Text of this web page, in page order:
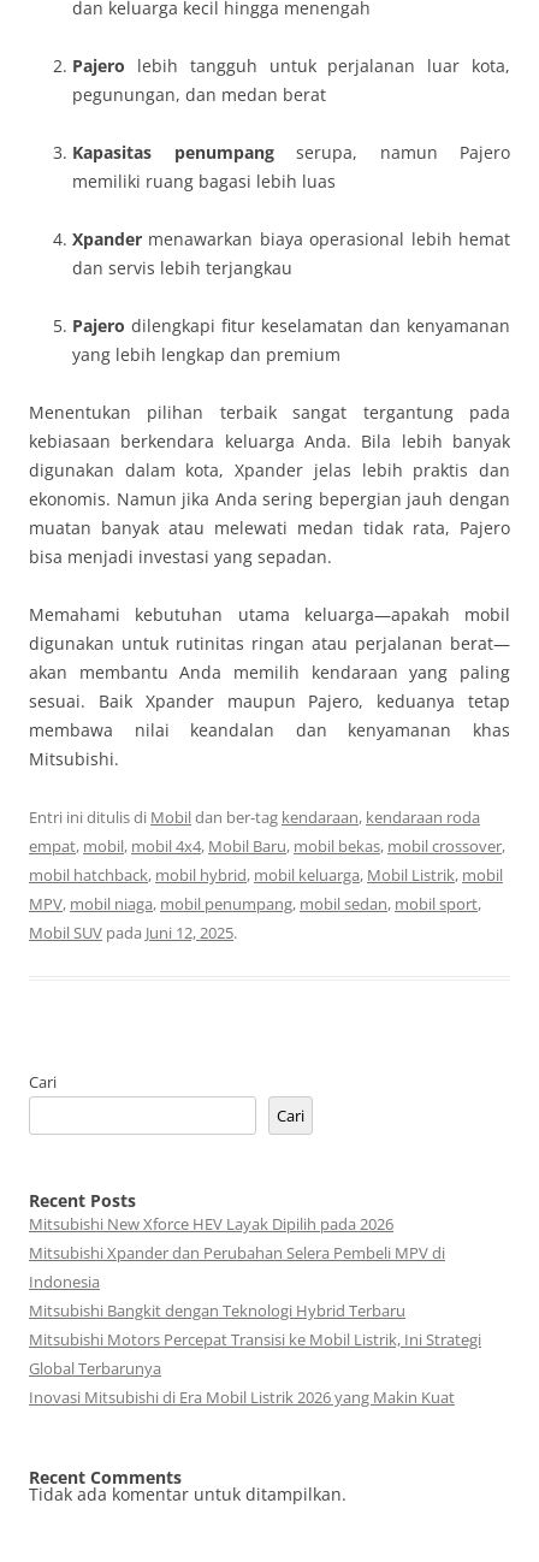
dan keluarga kecil hingga menengah
Pajero lebih tangguh untuk perjalanan luar kota,
pegunungan, dan medan berat
Kapasitas penumpangserupa, namun Pajero
memiliki ruang bagasi lebih luas
Xpander menawarkan biaya operasional lebih hemat
dan servis lebih terjangkau
Pajero dilengkapi fitur keselamatan dan kenyamanan
yang lebih lengkap dan premium
Menentukan pilihan terbaik sangat tergantung pada
kebiasaan berkendara keluarga Anda. Bila lebih banyak
digunakan dalam kota, Xpander jelas lebih praktis dan
ekonomis. Namun jika Anda sering bepergian jauh dengan
muatan banyak atau melewati medan tidak rata, Pajero
bisa menjadi investasi yang sepadan.
Memahami kebutuhan utama keluarga—apakah mobil
digunakan untuk rutinitas ringan atau perjalanan berat—
akan membantu Anda memilih kendaraan yang paling
sesuai. Baik Xpander maupun Pajero, keduanya tetap
membawa nilai keandalan dan kenyamanan khas
Mitsubishi.
Entri ini ditulis di Mobildan ber-tag kendaraan, kendaraan roda
empat, mobil, mobil 4x4, Mobil Baru, mobil bekas, mobil crossover,
mobil hatchback, mobil hybrid, mobil keluarga, Mobil Listrik, mobil
MPV, mobil niaga, mobil penumpang, mobil sedan, mobil sport,
Mobil SUV pada Juni 12, 2025.
Cari
Cari
Recent Posts
Mitsubishi New Xforce HEV Layak Dipilih pada 2026
Mitsubishi Xpander dan Perubahan Selera Pembeli MPV di
Indonesia
Mitsubishi Bangkit dengan Teknologi Hybrid Terbaru
Mitsubishi Motors Percepat Transisi ke Mobil Listrik, Ini Strategi
Global Terbarunya
Inovasi Mitsubishi di Era Mobil Listrik 2026 yang Makin Kuat
Recent Comments
Tidak ada komentar untuk ditampilkan.